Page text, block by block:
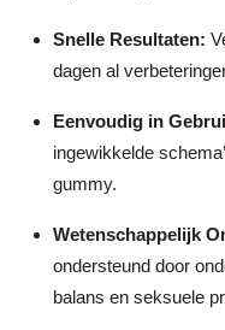
Snelle Resultaten:
dagen al
Eenvoudig in
ingewikkelde
gummy.
Wetenschappelijk
ondersteund door
balans en seksuele